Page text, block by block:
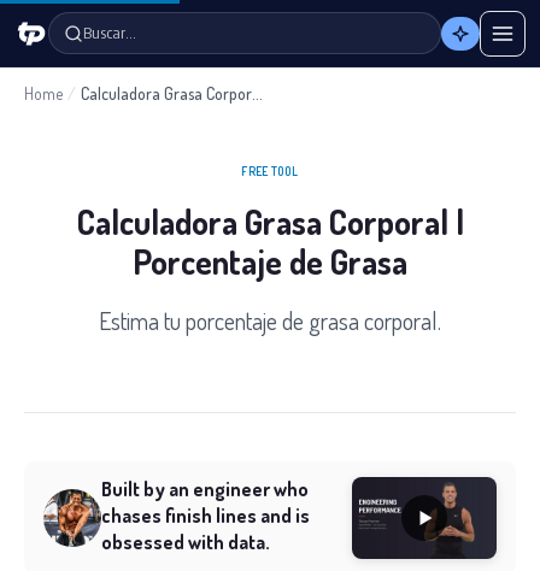
Buscar…
Home /
FREE TOOL
Calculadora Grasa Corporal |
Porcentaje de Grasa
Estima tu porcentaje de grasa corporal.
Built by an engineer who
chases finish lines and is
obsessed with data.